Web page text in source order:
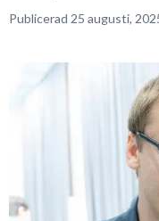
Publicerad 25 augusti,